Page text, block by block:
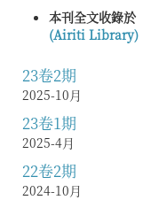
本刊全文收錄於
(Airiti Library)
23卷2期
2025-10月
23卷1期
2025-4月
22卷2期
2024-10月